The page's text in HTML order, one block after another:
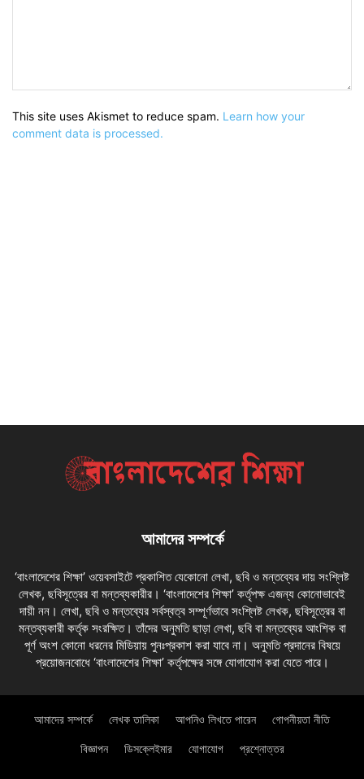
This site uses Akismet to reduce spam. Learn how your
comment data is processed.
আমাদের সম্পর্কে
‘বাংলাদেশের শিক্ষা’ ওয়েবসাইটে প্রকাশিত যেকোনো লেখা, ছবি ও মন্তব্যের দায় সংশ্লিষ্ট
লেখক, ছবিসূত্রের বা মন্তব্যকারীর। ‘বাংলাদেশের শিক্ষা’ কর্তৃপক্ষ এজন্য কোনোভাবেই
দায়ী নন। লেখা, ছবি ও মন্তব্যের সর্বস্বত্ব সম্পূর্ণভাবে সংশ্লিষ্ট লেখক, ছবিসূত্রের বা
মন্তব্যকারী কর্তৃক সংরক্ষিত। তাঁদের অনুমতি ছাড়া লেখা, ছবি বা মন্তব্যের আংশিক বা
পূর্ণ অংশ কোনো ধরনের মিডিয়ায় পুনঃপ্রকাশ করা যাবে না। অনুমতি প্রদানের বিষয়ে
প্রয়োজনবোধে ‘বাংলাদেশের শিক্ষা’ কর্তৃপক্ষের সঙ্গে যোগাযোগ করা যেতে পারে।
আমাদের সম্পর্কে লেখক তালিকা আপনিও লিখতে পারেন গোপনীয়তা নীতি
বিজ্ঞাপন ডিসক্লেইমার যোগাযোগ প্রশ্নোত্তর